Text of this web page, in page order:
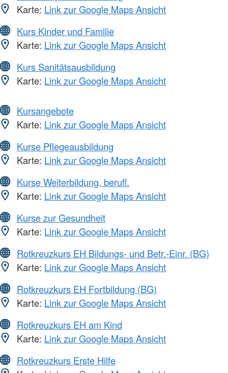
Karte: Link zur Google Maps Ansicht
Kurs Kinder und Familie
Karte: Link zur Google Maps Ansicht
Kurs Sanitätsausbildung
Karte: Link zur Google Maps Ansicht
Kursangebote
Karte: Link zur Google Maps Ansicht
Kurse Pflegeausbildung
Karte: Link zur Google Maps Ansicht
Kurse Weiterbildung, berufl.
Karte: Link zur Google Maps Ansicht
Kurse zur Gesundheit
Karte: Link zur Google Maps Ansicht
Rotkreuzkurs EH Bildungs- und Betr.-Einr. (BG)
Karte: Link zur Google Maps Ansicht
Rotkreuzkurs EH Fortbildung (BG)
Karte: Link zur Google Maps Ansicht
Rotkreuzkurs EH am Kind
Karte: Link zur Google Maps Ansicht
Rotkreuzkurs Erste Hilfe